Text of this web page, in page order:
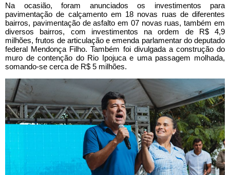
Na ocasião, foram anunciados os investimentos para
pavimentação de calçamento em 18 novas ruas de diferentes
bairros, pavimentação de asfalto em 07 novas ruas, também em
diversos bairros, com investimentos na ordem de R$ 4,9
milhões, frutos de articulação e emenda parlamentar do deputado
federal Mendonça Filho. Também foi divulgada a construção do
muro de contenção do Rio Ipojuca e uma passagem molhada,
somando-se cerca de R$ 5 milhões.